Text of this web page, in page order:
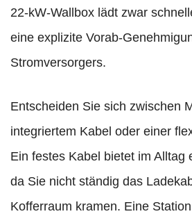
22-kW-Wallbox lädt zwar
eine explizite Vorab-
Stromversorgers.
Entscheiden Sie sich zwischen
integriertem Kabel oder einer
Ein festes Kabel bietet im Alltag
da Sie nicht ständig das
Kofferraum kramen. Eine